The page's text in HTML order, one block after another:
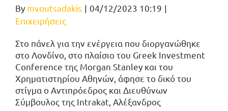
By mvoutsadakis | 04/12/2023 10:19 |
Επιχειρήσεις
Στο πάνελ για την ενέργεια που διοργανώθηκε
στο Λονδίνο, στο πλαίσιο του Greek Investment
Conference της Morgan Stanley και του
Χρηματιστηρίου Αθηνών, άφησε το δικό του
στίγμα ο Αντιπρόεδρος και Διευθύνων
Σύμβουλος της Intrakat, Αλέξανδρος